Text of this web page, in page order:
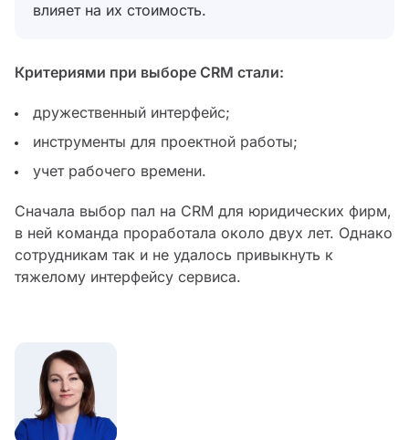
влияет на их стоимость.
Критериями при выборе CRM стали:
дружественный интерфейс;
инструменты для проектной работы;
учет рабочего времени.
Сначала выбор пал на CRM для юридических фирм,
в ней команда проработала около двух лет. Однако
сотрудникам так и не удалось привыкнуть к
тяжелому интерфейсу сервиса.